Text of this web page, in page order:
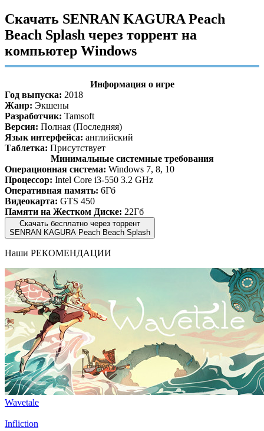
Скачать SENRAN KAGURA Peach
Beach Splash через торрент на
компьютер Windows
Информация о игре
Год выпуска: 2018
Жанр: Экшены
Разработчик: Tamsoft
Версия: Полная (Последняя)
Язык интерфейса: английский
Таблетка: Присутствует
Минимальные системные требования
Операционная система: Windows 7, 8, 10
Процессор: Intel Core i3-550 3.2 GHz
Оперативная память: 6Гб
Видеокарта: GTS 450
Памяти на Жестком Диске: 22Гб
Скачать бесплатно через торрент
SENRAN KAGURA Peach Beach Splash
Наши РЕКОМЕНДАЦИИ
Wavetale
Infliction